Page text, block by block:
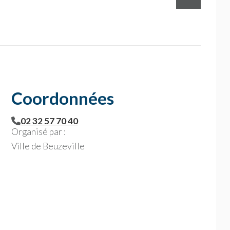
Coordonnées
02 32 57 70 40
Organisé par :
Ville de Beuzeville